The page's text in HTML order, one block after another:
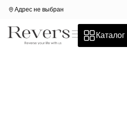
Адрес не выбран
Каталог